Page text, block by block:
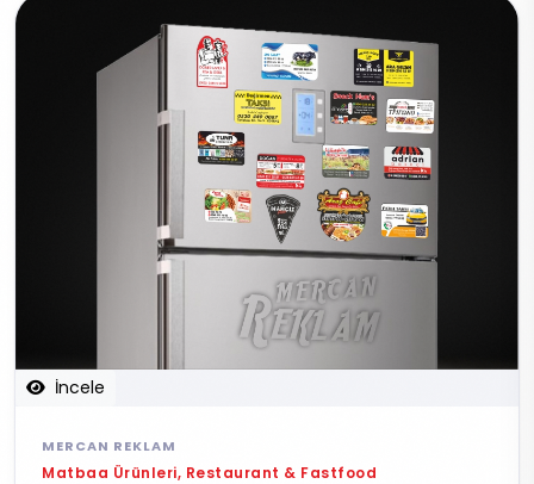
İncele
MERCAN REKLAM
Matbaa Ürünleri, Restaurant & Fastfood